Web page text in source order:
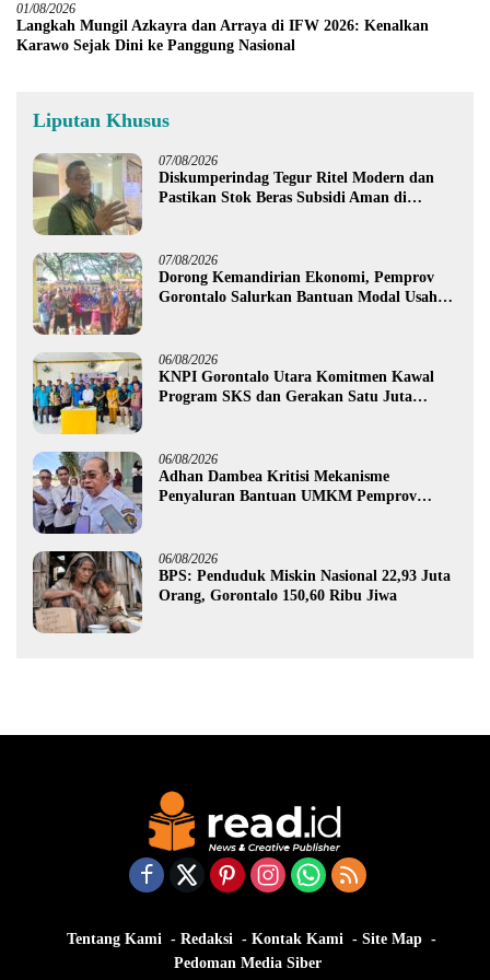
01/08/2026
Langkah Mungil Azkayra dan Arraya di IFW 2026: Kenalkan
Karawo Sejak Dini ke Panggung Nasional
Liputan Khusus
07/08/2026
Diskumperindag Tegur Ritel Modern dan
Pastikan Stok Beras Subsidi Aman di
07/08/2026
Dorong Kemandirian Ekonomi, Pemprov
Gorontalo Salurkan Bantuan Modal Usaha
06/08/2026
KNPI Gorontalo Utara Komitmen Kawal
Program SKS dan Gerakan Satu Juta
06/08/2026
Adhan Dambea Kritisi Mekanisme
Penyaluran Bantuan UMKM Pemprov
06/08/2026
BPS: Penduduk Miskin Nasional 22,93 Juta
Orang, Gorontalo 150,60 Ribu Jiwa
Tentang Kami Redaksi Kontak Kami
Site Map
Pedoman Media Siber